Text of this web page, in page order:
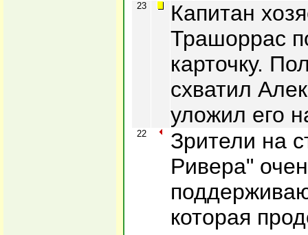
23
Капитан
Трашоррас
карточку.
схватил
уложил его
22
Зрители на
Ривера"
которая